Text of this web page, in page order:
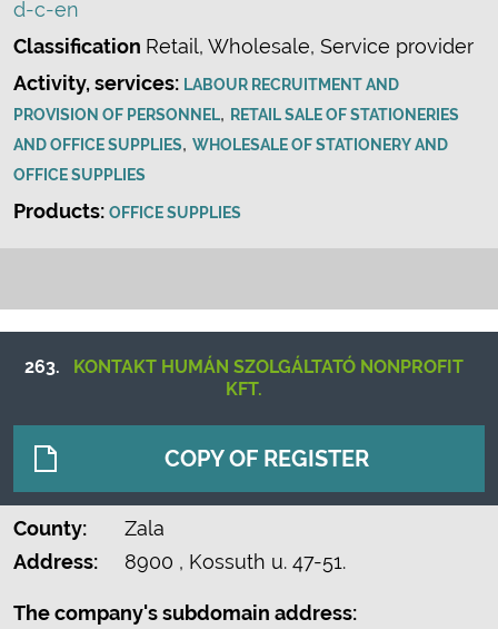
d-c-en
Classification Retail, Wholesale, Service provider
Activity, services: LABOUR RECRUITMENT AND
PROVISION OF PERSONNEL, RETAIL SALE OF STATIONERIES
AND OFFICE SUPPLIES, WHOLESALE OF STATIONERY AND
OFFICE SUPPLIES
Products: OFFICE SUPPLIES
263.
KONTAKT HUMÁN SZOLGÁLTATÓ NONPROFIT
KFT.
COPY OF REGISTER
County:
Zala
Address:
8900 , Kossuth u. 47-51.
The company's subdomain address: